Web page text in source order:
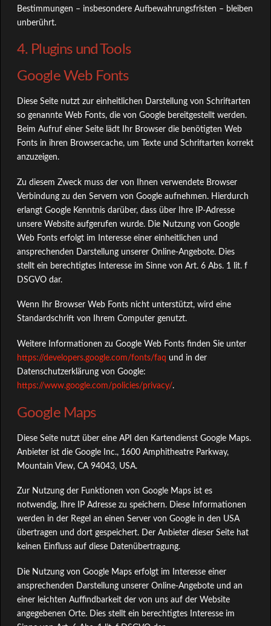
Bestimmungen – insbesondere Aufbewahrungsfristen – bleiben
unberührt.
4. Plugins und Tools
Google Web Fonts
Diese Seite nutzt zur einheitlichen Darstellung von Schriftarten
so genannte Web Fonts, die von Google bereitgestellt werden.
Beim Aufruf einer Seite lädt Ihr Browser die benötigten Web
Fonts in ihren Browsercache, um Texte und Schriftarten korrekt
anzuzeigen.
Zu diesem Zweck muss der von Ihnen verwendete Browser
Verbindung zu den Servern von Google aufnehmen. Hierdurch
erlangt Google Kenntnis darüber, dass über Ihre IP-Adresse
unsere Website aufgerufen wurde. Die Nutzung von Google
Web Fonts erfolgt im Interesse einer einheitlichen und
ansprechenden Darstellung unserer Online-Angebote. Dies
stellt ein berechtigtes Interesse im Sinne von Art. 6 Abs. 1 lit. f
DSGVO dar.
Wenn Ihr Browser Web Fonts nicht unterstützt, wird eine
Standardschrift von Ihrem Computer genutzt.
Weitere Informationen zu Google Web Fonts finden Sie unter
https://developers.google.com/fonts/faq und in der
Datenschutzerklärung von Google:
https://www.google.com/policies/privacy/.
Google Maps
Diese Seite nutzt über eine API den Kartendienst Google Maps.
Anbieter ist die Google Inc., 1600 Amphitheatre Parkway,
Mountain View, CA 94043, USA.
Zur Nutzung der Funktionen von Google Maps ist es
notwendig, Ihre IP Adresse zu speichern. Diese Informationen
werden in der Regel an einen Server von Google in den USA
übertragen und dort gespeichert. Der Anbieter dieser Seite hat
keinen Einfluss auf diese Datenübertragung.
Die Nutzung von Google Maps erfolgt im Interesse einer
ansprechenden Darstellung unserer Online-Angebote und an
einer leichten Auffindbarkeit der von uns auf der Website
angegebenen Orte. Dies stellt ein berechtigtes Interesse im